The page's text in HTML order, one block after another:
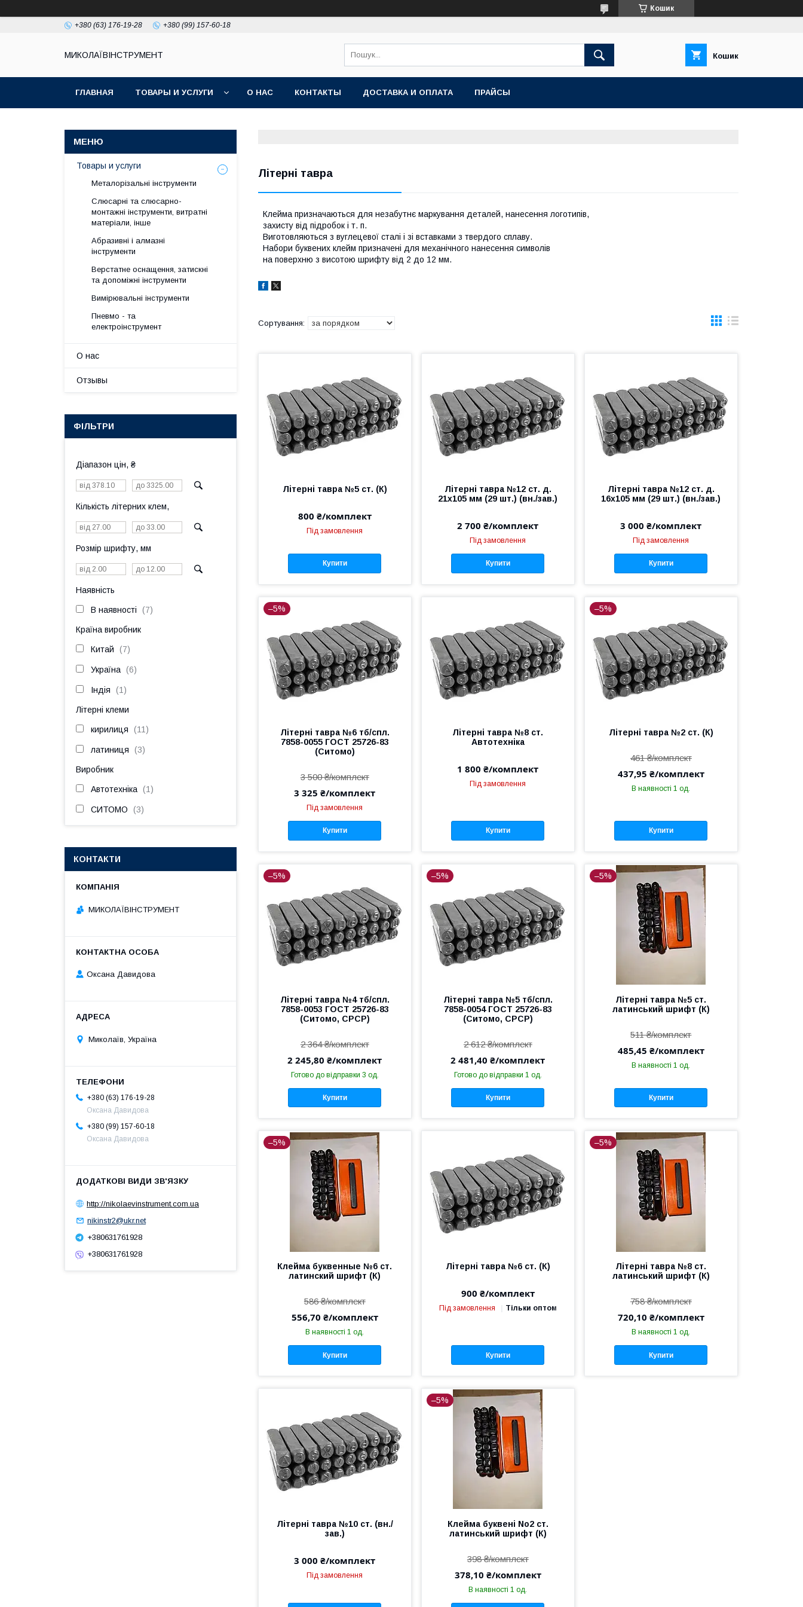
Кошик
+380 (63) 176-19-28 +380 (99) 157-60-18
МИКОЛАЇВІНСТРУМЕНТ Кошик
ГЛАВНАЯ ТОВАРЫ И УСЛУГИ О НАС КОНТАКТЫ ДОСТАВКА И ОПЛАТА ПРАЙСЫ
Літерні тавра
Клейма призначаються для незабутнє маркування деталей, нанесення логотипів,
захисту від підробок і т. п.
Виготовляються з вуглецевої сталі і зі вставками з твердого сплаву.
Набори буквених клейм призначені для механічного нанесення символів
на поверхню з висотою шрифту від 2 до 12 мм.
Літерні тавра №5 ст. (К)
800 ₴/комплект
Під замовлення
Купити
Літерні тавра №12 ст. д.
21х105 мм (29 шт.) (вн./зав.)
2 700 ₴/комплект
Під замовлення
Купити
Літерні тавра №12 ст. д.
16х105 мм (29 шт.) (вн./зав.)
3 000 ₴/комплект
Під замовлення
Купити
–5%
Літерні тавра №6 тб/спл.
7858-0055 ГОСТ 25726-83
(Ситомо)
3 500 ₴/комплект
3 325 ₴/комплект
Під замовлення
Купити
Літерні тавра №8 ст.
Автотехніка
1 800 ₴/комплект
Під замовлення
Купити
–5%
Літерні тавра №2 ст. (К)
461 ₴/комплект
437,95 ₴/комплект
В наявності 1 од.
Купити
–5%
Літерні тавра №4 тб/спл.
7858-0053 ГОСТ 25726-83
(Ситомо, СРСР)
2 364 ₴/комплект
2 245,80 ₴/комплект
Готово до відправки 3 од.
Купити
–5%
Літерні тавра №5 тб/спл.
7858-0054 ГОСТ 25726-83
(Ситомо, СРСР)
2 612 ₴/комплект
2 481,40 ₴/комплект
Готово до відправки 1 од.
Купити
–5%
Літерні тавра №5 ст.
латинський шрифт (К)
511 ₴/комплект
485,45 ₴/комплект
В наявності 1 од.
Купити
–5%
Клейма буквенные №6 ст.
латинский шрифт (К)
586 ₴/комплект
556,70 ₴/комплект
В наявності 1 од.
Купити
Літерні тавра №6 ст. (К)
900 ₴/комплект
Під замовлення Тільки оптом
Купити
–5%
Літерні тавра №8 ст.
латинський шрифт (К)
758 ₴/комплект
720,10 ₴/комплект
В наявності 1 од.
Купити
Літерні тавра №10 ст. (вн./
зав.)
3 000 ₴/комплект
Під замовлення
–5%
Клейма буквені No2 ст.
латинський шрифт (К)
398 ₴/комплект
378,10 ₴/комплект
В наявності 1 од.
Товары и услуги
Металорізальні інструменти
Слюсарні та слюсарно-
монтажні інструменти, витратні
матеріали, інше
Абразивні і алмазні
інструменти
Верстатне оснащення, затискні
та допоміжні інструменти
Вимірювальні інструменти
Пневмо - та
електроінструмент
О нас
Отзывы
ФІЛЬТРИ
Діапазон цін, ₴
Кількість літерних клем,
Розмір шрифту, мм
Наявність
В наявності 7
Країна виробник
Китай 7
Україна 6
Індія 1
Літерні клеми
кирилиця 11
латиниця 3
Виробник
Автотехніка 1
СИТОМО 3
КОНТАКТИ
МИКОЛАЇВІНСТРУМЕНТ
Оксана Давидова
Миколаїв, Україна
+380 (63) 176-19-28
Оксана Давидова
+380 (99) 157-60-18
Оксана Давидова
http://nikolaevinstrument.com.ua
nikinstr2@ukr.net
+380631761928
+380631761928